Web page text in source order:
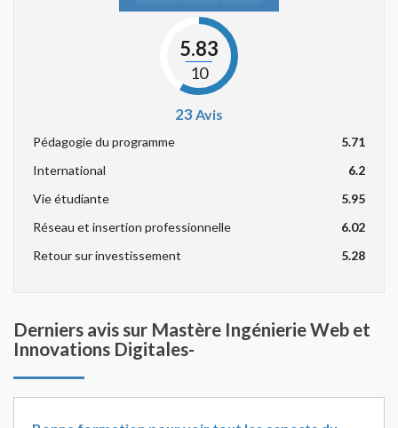
5.83
10
23Avis
Pédagogie du programme
5.71
International
6.2
Vie étudiante
5.95
Réseau et insertion professionnelle
6.02
Retour sur investissement
5.28
Derniers avis sur Mastère Ingénierie Web et
Innovations Digitales-